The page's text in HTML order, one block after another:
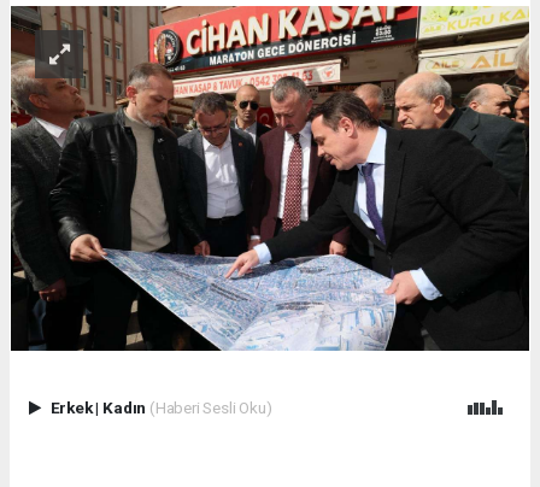
Erkek| Kadın (Haberi Sesli Oku)